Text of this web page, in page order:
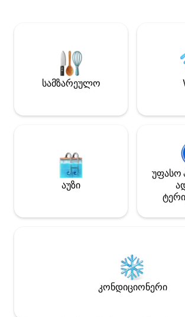
ოჯახებისთვის, მეგობრებისთვის,
სამსახურის კოლეგებისთვის და
ხელოსნებისთვის, ყველა
კეთილმოსულია ჩვენთან :)
სამზარეულო
აუზი
უფასო
კონდიციონერი